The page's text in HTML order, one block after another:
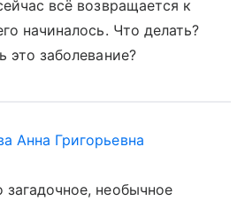
всё возвращается к
начиналось. Что делать?
это заболевание?
Анна Григорьевна
необычное